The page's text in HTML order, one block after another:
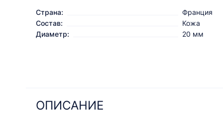
Страна:
Франция
Состав:
Кожа
Диаметр:
20 мм
ОПИСАНИЕ